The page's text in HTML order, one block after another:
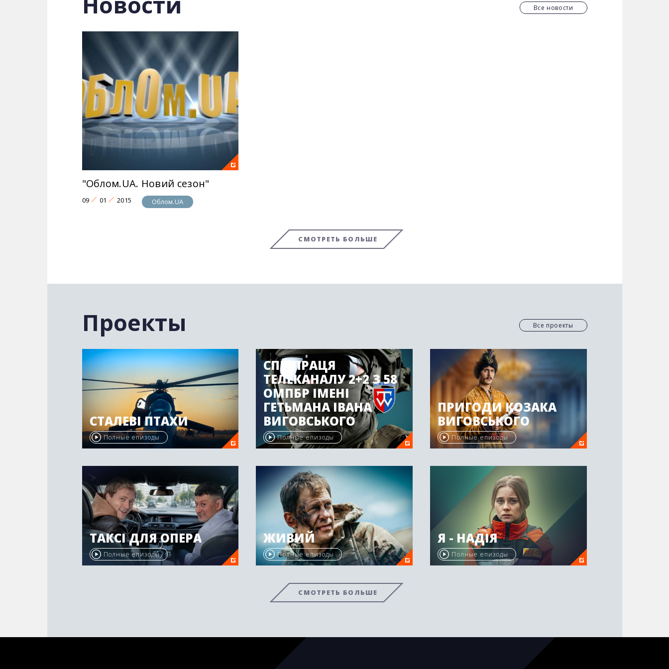
подборки роликов. В конце каждого выпуска - «облом» недели. Цель шоу: показать к чему приводит человеческая беспечность.
Смотрите на телеканале 2+2 и на сайте онлайн.
Все новости
"Облом.UA. Новий сезон"
09 01 2015 Облом.UA
СМОТРЕТЬ БОЛЬШЕ
Проекты Все проекты
СТАЛЕВІ ПТАХИ
Полные епизоды
СПІВПРАЦЯ
ТЕЛЕКАНАЛУ 2+2 З 58
ОМПБР ІМЕНІ
ГЕТЬМАНА ІВАНА
ВИГОВСЬКОГО
Полные епизоды
ПРИГОДИ КОЗАКА
ВИГОВСЬКОГО
Полные епизоды
ТАКСІ ДЛЯ ОПЕРА
Полные епизоды
ЖИВИЙ
Полные епизоды
Я - НАДІЯ
Полные епизоды
СМОТРЕТЬ БОЛЬШЕ